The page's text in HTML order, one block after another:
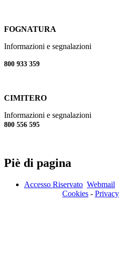
FOGNATURA
Informazioni e segnalazioni
800 933 359
CIMITERO
Informazioni e segnalazioni
800 556 595
Piè di pagina
Accesso Riservato Webmail
Cookies - Privacy